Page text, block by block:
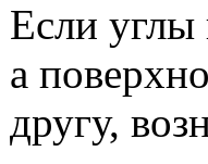
Если
а
другу,